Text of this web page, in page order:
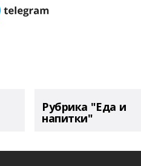
Рубрика "Еда и
напитки"